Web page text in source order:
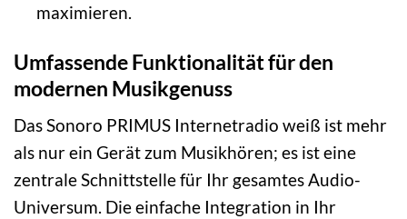
maximieren.
Umfassende Funktionalität für den
modernen Musikgenuss
Das Sonoro PRIMUS Internetradio weiß ist mehr
als nur ein Gerät zum Musikhören; es ist eine
zentrale Schnittstelle für Ihr gesamtes Audio-
Universum. Die einfache Integration in Ihr